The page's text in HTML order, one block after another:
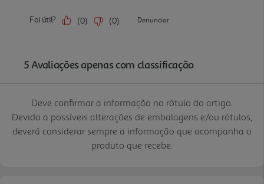
Deve confirmar a informação no rótulo do artigo.
Devido a possíveis alterações de embalagens e/ou rótulos,
deverá considerar sempre a informação que acompanha o
produto que recebe.